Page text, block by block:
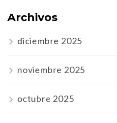
Archivos
diciembre 2025
noviembre 2025
octubre 2025